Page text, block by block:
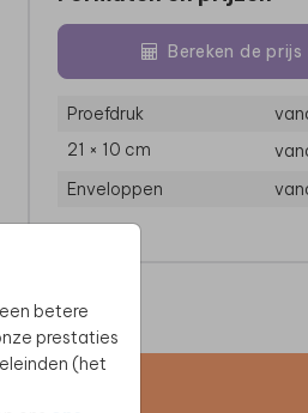
betere
prestaties
(het
UITNODIGING
Bereken de
Proefdruk
21 × 10 cm
Enveloppen